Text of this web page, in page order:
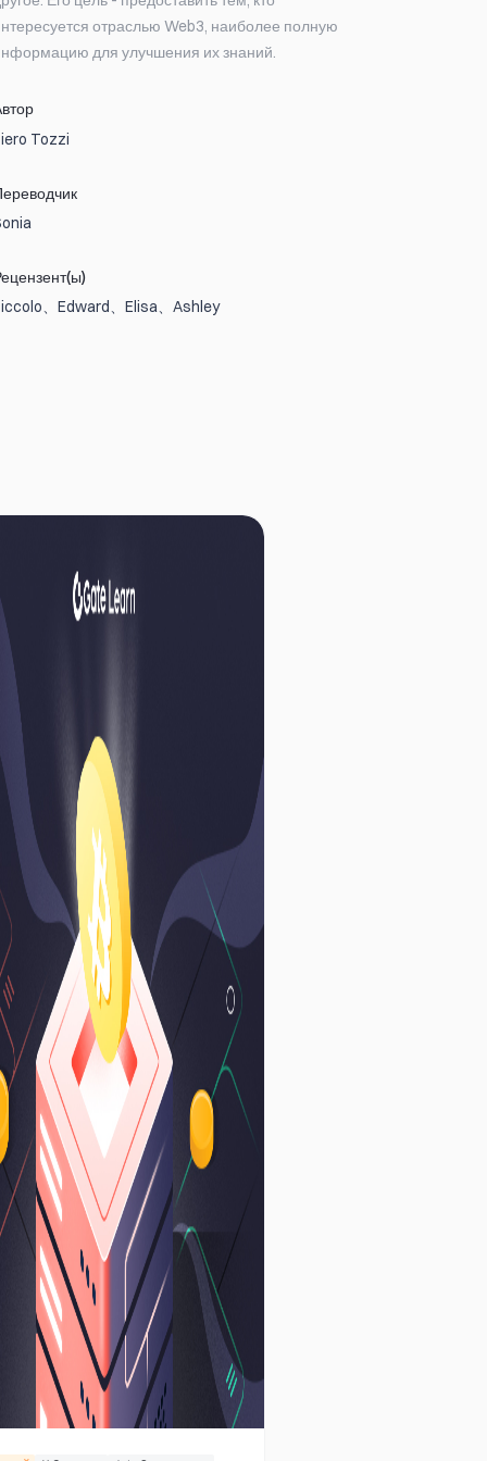
отраслью Web3, наиболее полную
для улучшения их знаний.
Tozzi
、Edward、Elisa、Ashley